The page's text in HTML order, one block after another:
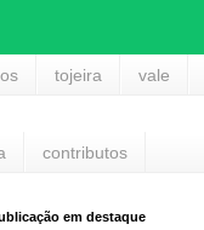
tojeira vale
contributos
em destaque